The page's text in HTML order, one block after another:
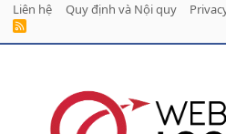
Liên hệ
Quy định và Nội quy
R